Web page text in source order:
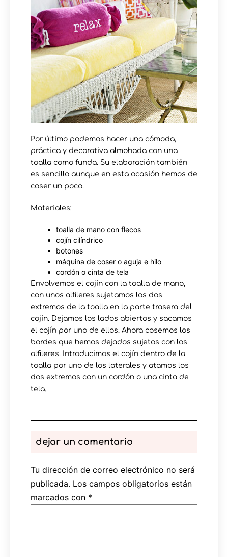
Por último podemos hacer una cómoda,
práctica y decorativa almohada con una
toalla como funda. Su elaboración también
es sencillo aunque en esta ocasión hemos de
coser un poco.
Materiales:
toalla de mano con flecos
cojín cilíndrico
botones
máquina de coser o aguja e hilo
cordón o cinta de tela
Envolvemos el cojín con la toalla de mano,
con unos alfileres sujetamos los dos
extremos de la toalla en la parte trasera del
cojín. Dejamos los lados abiertos y sacamos
el cojín por uno de ellos. Ahora cosemos los
bordes que hemos dejados sujetos con los
alfileres. Introducimos el cojín dentro de la
toalla por uno de los laterales y atamos los
dos extremos con un cordón o una cinta de
tela.
dejar un comentario
Tu dirección de correo electrónico no será
publicada. Los campos obligatorios están
marcados con *